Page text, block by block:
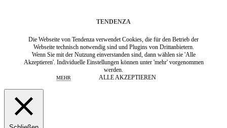
TENDENZA
Die Webseite von Tendenza verwendet Cookies, die für den Betrieb der
Webseite technisch notwendig sind und Plugins von Drittanbietern.
Wenn Sie mit der Nutzung einverstanden sind, dann wählen sie 'Alle
Akzeptieren'. Individuelle Einstellungen können unter 'mehr' vorgenommen
werden.
MEHR ALLE AKZEPTIEREN